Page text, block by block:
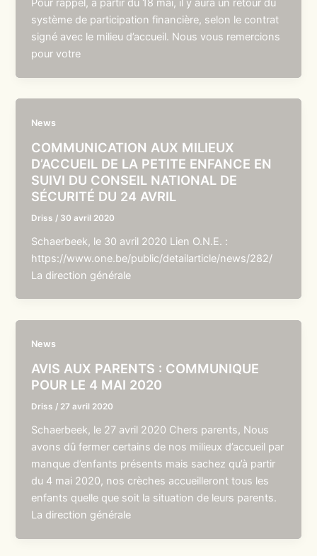
Pour rappel, à partir du 18 mai, il y aura un retour du
système de participation financière, selon le contrat
signé avec le milieu d’accueil. Nous vous remercions
pour votre
News
COMMUNICATION AUX MILIEUX
D’ACCUEIL DE LA PETITE ENFANCE EN
SUIVI DU CONSEIL NATIONAL DE
SÉCURITÉ DU 24 AVRIL
Driss / 30 avril 2020
Schaerbeek, le 30 avril 2020 Lien O.N.E. :
https://www.one.be/public/detailarticle/news/282/
La direction générale
News
AVIS AUX PARENTS : COMMUNIQUE
POUR LE 4 MAI 2020
Driss / 27 avril 2020
Schaerbeek, le 27 avril 2020 Chers parents, Nous
avons dû fermer certains de nos milieux d’accueil par
manque d’enfants présents mais sachez qu’à partir
du 4 mai 2020, nos crèches accueilleront tous les
enfants quelle que soit la situation de leurs parents.
La direction générale